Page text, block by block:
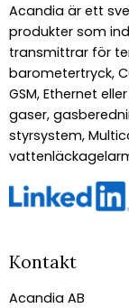
Acandia är ett
produkter som
transmittrar för
barometertryck,
GSM, Ethernet
gaser,
styrsystem,
Kontakt
Acandia AB